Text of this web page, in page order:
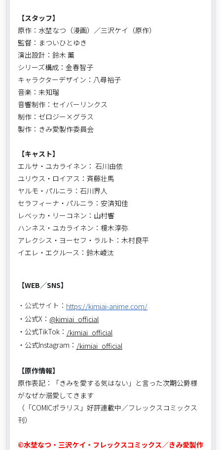
【スタッフ】
原作：水埜なつ（漫画）／三沢ケイ（原作）
監督：まついひとゆき
演出設計：鈴木 薫
シリーズ構成：金春智子
キャラクターデザイン：八尋裕子
音楽：未知瑠
音響制作：セイバーリンクス
制作：ゼロジー×グラス
製作：きみ愛製作委員会
【キャスト】
エルサ・ユカライネン： 石川由依
ユリウス・ロイアス：斉藤壮馬
ヤルモ・パルニラ：石川界人
セラフィーナ・パルニラ：安済知佳
レベッカ・リーコネン：山村響
ハンネス・ユカライネン：榎木淳弥
アレクシス・ヨーセフ・ラルト：木村良平
イエレ・エクルース：鈴木崚汰
【WEB／SNS】
・公式サイト： https://kimiai-anime.com/
・公式X： @kimiai_official
・公式TikTok： /kimiai_official
・公式Instagram： /kimiai_official
【原作情報】
原作表記：「きみを愛する気はない」と言った次期公爵様
がなぜか溺愛してきます
（「COMICポラリス」好評連載中／フレックスコミックス
刊）
©水埜なつ・三沢ケイ・フレックスコミックス／きみ愛製作